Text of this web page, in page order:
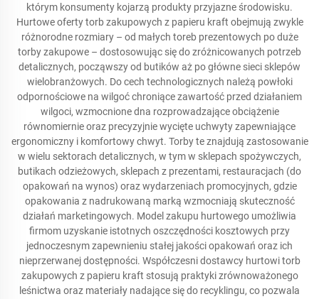
którym konsumenty kojarzą produkty przyjazne środowisku.
Hurtowe oferty torb zakupowych z papieru kraft obejmują zwykle
różnorodne rozmiary – od małych toreb prezentowych po duże
torby zakupowe – dostosowując się do zróżnicowanych potrzeb
detalicznych, począwszy od butików aż po główne sieci sklepów
wielobranżowych. Do cech technologicznych należą powłoki
odpornościowe na wilgoć chroniące zawartość przed działaniem
wilgoci, wzmocnione dna rozprowadzające obciążenie
równomiernie oraz precyzyjnie wycięte uchwyty zapewniające
ergonomiczny i komfortowy chwyt. Torby te znajdują zastosowanie
w wielu sektorach detalicznych, w tym w sklepach spożywczych,
butikach odzieżowych, sklepach z prezentami, restauracjach (do
opakowań na wynos) oraz wydarzeniach promocyjnych, gdzie
opakowania z nadrukowaną marką wzmocniają skuteczność
działań marketingowych. Model zakupu hurtowego umożliwia
firmom uzyskanie istotnych oszczędności kosztowych przy
jednoczesnym zapewnieniu stałej jakości opakowań oraz ich
nieprzerwanej dostępności. Współczesni dostawcy hurtowi torb
zakupowych z papieru kraft stosują praktyki zrównoważonego
leśnictwa oraz materiały nadające się do recyklingu, co pozwala